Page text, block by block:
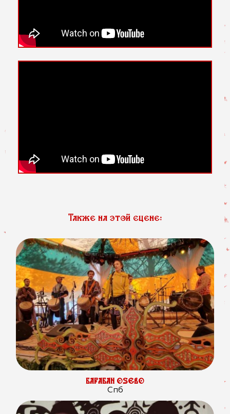
Также на этой сцене:
БАРАБАН OSEBO
Спб